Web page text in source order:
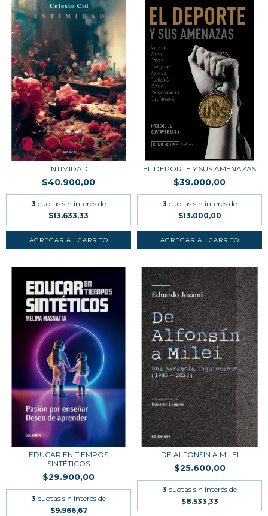
INTIMIDAD
$40.900,00
3 cuotas sin interés de
$13.633,33
EL DEPORTE Y SUS AMENAZAS
$39.000,00
3 cuotas sin interés de
$13.000,00
EDUCAR EN TIEMPOS
SINTÉTICOS
$29.900,00
3 cuotas sin interés de
$9.966,67
DE ALFONSÍN A MILEI
$25.600,00
3 cuotas sin interés de
$8.533,33